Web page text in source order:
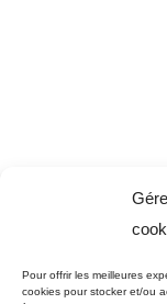
Pour offrir les meilleures
cookies pour stocker et/ou
Peintures et apprêts